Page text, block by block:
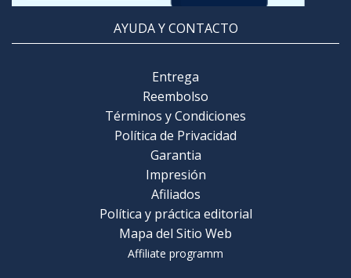
AYUDA Y CONTACTO
Entrega
Reembolso
Términos y Condiciones
Política de Privacidad
Garantia
Impresión
Afiliados
Política y práctica editorial
Mapa del Sitio Web
Affiliate programm